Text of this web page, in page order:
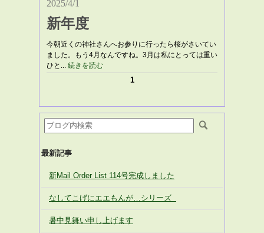
2025/4/1
新年度
今朝近くの神社さんへお参りに行ったら桜がさいてい
ました。もう4月なんですね。3月は私にとっては重い
ひと... 続きを読む
1
最新記事
新Mail Order List 114号完成しました
なしてこげにエエもんが…シリーズ
暑中見舞い申し上げます